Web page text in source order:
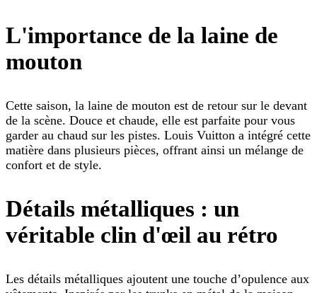
L'importance de la laine de
mouton
Cette saison, la laine de mouton est de retour sur le devant
de la scène. Douce et chaude, elle est parfaite pour vous
garder au chaud sur les pistes. Louis Vuitton a intégré cette
matière dans plusieurs pièces, offrant ainsi un mélange de
confort et de style.
Détails métalliques : un
véritable clin d'œil au rétro
Les détails métalliques ajoutent une touche d’opulence aux